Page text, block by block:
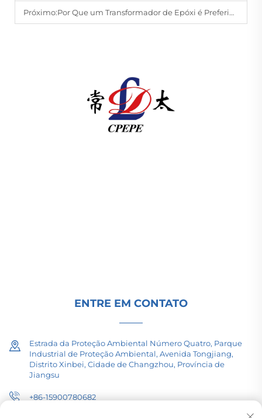
Próximo:Por Que um Transformador de Epóxi é Preferido em Ambientes Sensíveis ao Fogo
ENTRE EM CONTATO
Estrada da Proteção Ambiental Número Quatro, Parque
Industrial de Proteção Ambiental, Avenida Tongjiang,
Distrito Xinbei, Cidade de Changzhou, Província de
Jiangsu
+86-15900780682